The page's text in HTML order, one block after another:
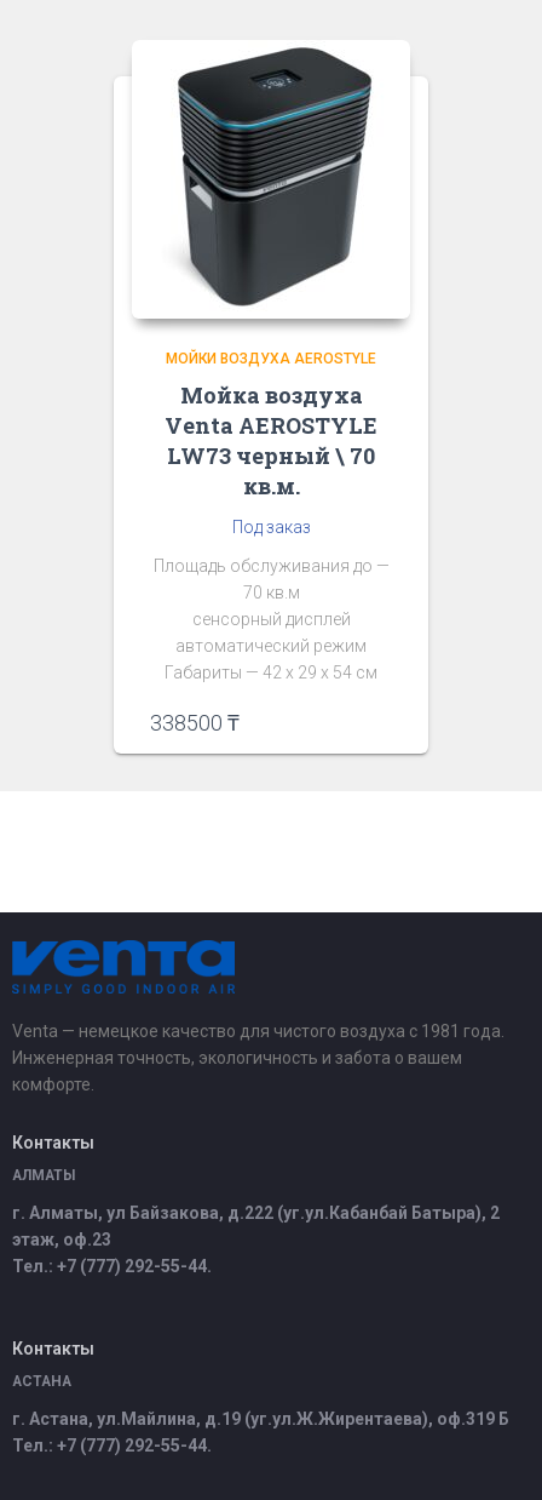
МОЙКИ ВОЗДУХА AEROSTYLE
Мойка воздуха
Venta AEROSTYLE
LW73 черный \ 70
кв.м.
Под заказ
Площадь обслуживания до —
70 кв.м
сенсорный дисплей
автоматический режим
Габариты — 42 х 29 х 54 см
338500 ₸
Venta — немецкое качество для чистого воздуха с 1981 года.
Инженерная точность, экологичность и забота о вашем
комфорте.
Контакты
АЛМАТЫ
г. Алматы, ул Байзакова, д.222 (уг.ул.Кабанбай Батыра), 2
этаж, оф.23
Тел.: +7 (777) 292-55-44.
Контакты
АСТАНА
г. Астана, ул.Майлина, д.19 (уг.ул.Ж.Жирентаева), оф.319 Б
Тел.: +7 (777) 292-55-44.